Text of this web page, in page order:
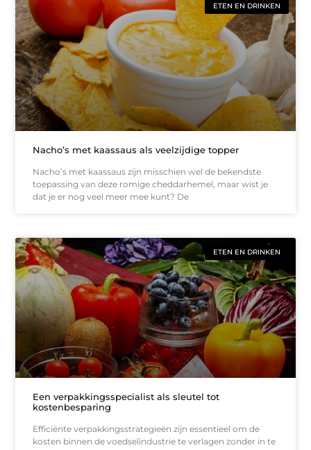
ETEN EN DRINKEN
Nacho’s met kaassaus als veelzijdige topper
Nacho’s met kaassaus zijn misschien wel de bekendste
toepassing van deze romige cheddarhemel, maar wist je
dat je er nog veel meer mee kunt? De
ETEN EN DRINKEN
Een verpakkingsspecialist als sleutel tot
kostenbesparing
Efficiënte verpakkingsstrategieën zijn essentieel om de
kosten binnen de voedselindustrie te verlagen zonder in te